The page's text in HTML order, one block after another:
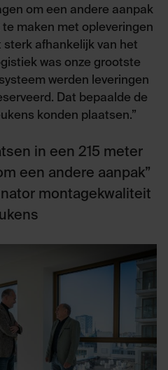
om een andere aanpak
maken met opleveringen
sterk afhankelijk van het
was onze grootste
werden leveringen
Dat bepaalde de
konden plaatsen.”
in een 215 meter
een andere aanpak”
montagekwaliteit